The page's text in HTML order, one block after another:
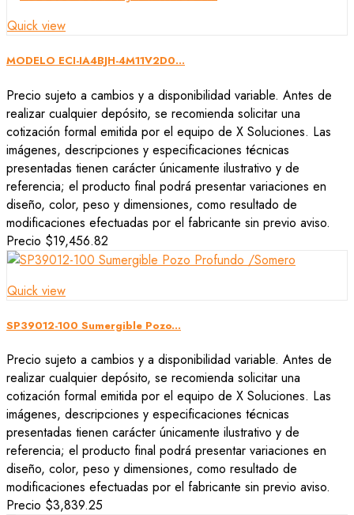
Quick view
MODELO ECI-IA4BJH-4M11V2D0...
Precio sujeto a cambios y a disponibilidad variable. Antes de
realizar cualquier depósito, se recomienda solicitar una
cotización formal emitida por el equipo de X Soluciones. Las
imágenes, descripciones y especificaciones técnicas
presentadas tienen carácter únicamente ilustrativo y de
referencia; el producto final podrá presentar variaciones en
diseño, color, peso y dimensiones, como resultado de
modificaciones efectuadas por el fabricante sin previo aviso.
Precio $19,456.82
Quick view
SP39012-100 Sumergible Pozo...
Precio sujeto a cambios y a disponibilidad variable. Antes de
realizar cualquier depósito, se recomienda solicitar una
cotización formal emitida por el equipo de X Soluciones. Las
imágenes, descripciones y especificaciones técnicas
presentadas tienen carácter únicamente ilustrativo y de
referencia; el producto final podrá presentar variaciones en
diseño, color, peso y dimensiones, como resultado de
modificaciones efectuadas por el fabricante sin previo aviso.
Precio $3,839.25